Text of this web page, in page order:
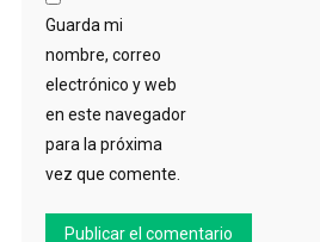
Guarda mi
nombre, correo
electrónico y web
en este navegador
para la próxima
vez que comente.